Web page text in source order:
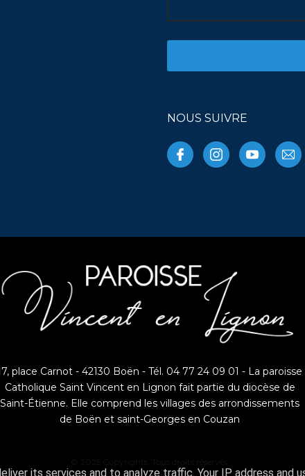
NOUS SUIVRE
place Carnot - 42130 Boën - Tél. 04 77 24 09 01 - La paroisse
Catholique Saint Vincent en Lignon fait partie du diocèse de
Saint-Étienne. Elle comprend les villages des arrondissements
de Boën et saint-Georges en Couzan
its services and to analyze traffic. Your IP address and